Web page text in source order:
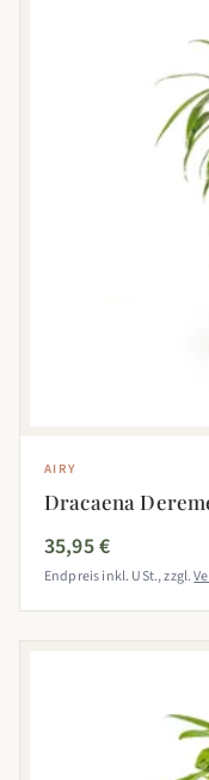
AIRY
Dracaena
35,95 €
Endpreis inkl. USt., zzgl.